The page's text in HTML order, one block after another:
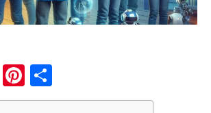
X Pi
n h